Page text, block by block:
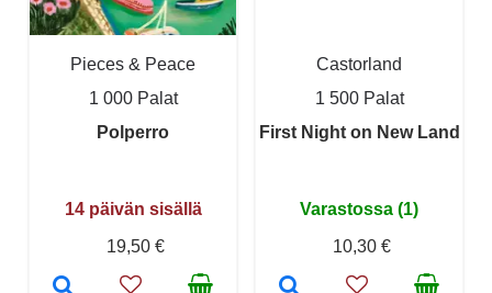
Pieces & Peace
1 000 Palat
Polperro
14 päivän sisällä
19,50 €
Castorland
1 500 Palat
First Night on New Land
Varastossa (1)
10,30 €